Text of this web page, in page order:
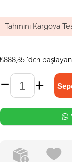
Tahmini Kargoya
₺888,85 'den